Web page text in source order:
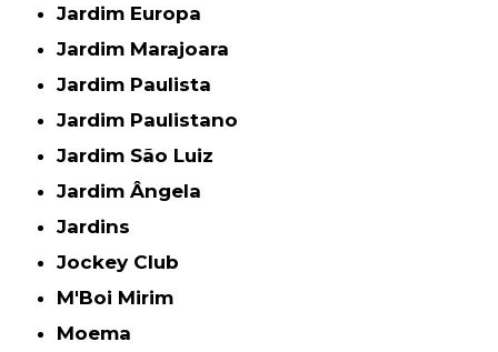
Jardim Europa
Jardim Marajoara
Jardim Paulista
Jardim Paulistano
Jardim São Luiz
Jardim Ângela
Jardins
Jockey Club
M'Boi Mirim
Moema